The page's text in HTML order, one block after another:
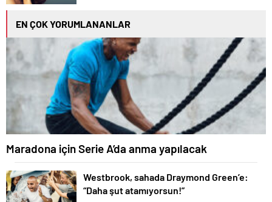
EN ÇOK YORUMLANANLAR
Maradona için Serie A’da anma yapılacak
Westbrook, sahada Draymond Green’e:
“Daha şut atamıyorsun!”